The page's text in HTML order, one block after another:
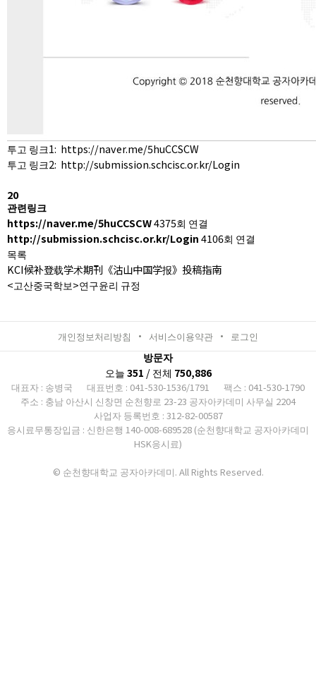
투고 링크1: https://naver.me/5huCCSCW
투고 링크2: http://submission.schcisc.or.kr/Login
20
관련링크
https://naver.me/5huCCSCW4375회 연결
http://submission.schcisc.or.kr/Login4106회 연결
목록
KCI候补登载学术期刊《沽山中国学报》投稿指南
<고산중국학보>연구윤리 규정
개인정보처리방침 서비스이용약관 로그인
방문자
오늘351 / 전체 750,886
대표자 : 송병국 대표번호 : 041-530-1536/1791
팩스 : 041-530-1790
주소 : 충남 아산시 신창면 순천향로 23-23 공자아카데미 사무실 2204
사업자 등록번호 : 312-82-00587
응시료무통장입금 : 신한은행 140-008-689528 (순천향대학교 공자아카데미
HSK응시료)
© 순천향대학교 공자아카데미. All Rights Reserved.